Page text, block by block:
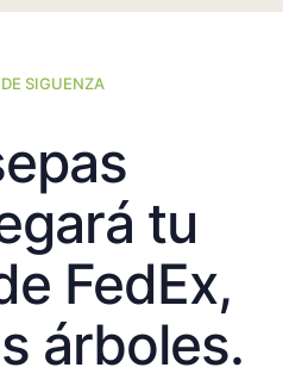
SIGUENZA
tu
FedEx,
árboles.